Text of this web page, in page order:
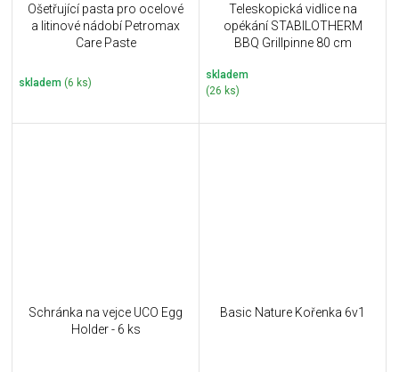
Ošetřující pasta pro ocelové
a litinové nádobí Petromax
Care Paste
skladem (6 ks)
Teleskopická vidlice na
opékání STABILOTHERM
BBQ Grillpinne 80 cm
skladem
(26 ks)
Schránka na vejce UCO Egg
Holder - 6 ks
Basic Nature Kořenka 6v1